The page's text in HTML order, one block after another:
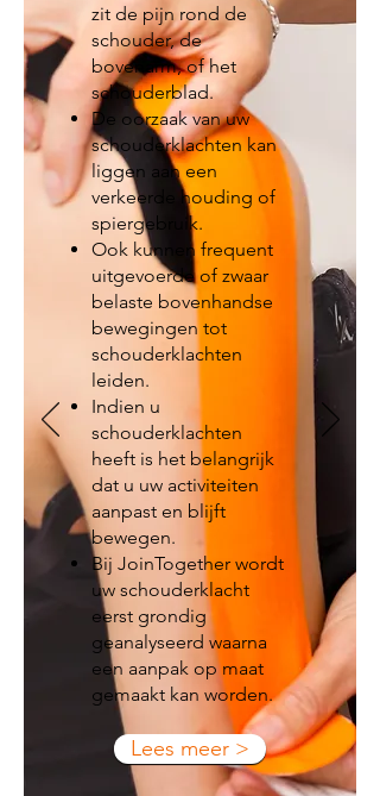
zit de pijn rond de
schouder, de
bovenarm, of het
schouderblad.
De oorzaak van uw
schouderklachten kan
liggen aan een
verkeerde houding of
spiergebruik.
Ook kunnen frequent
uitgevoerde of zwaar
belaste bovenhandse
bewegingen tot
schouderklachten
leiden.
Indien u
schouderklachten
heeft is het belangrijk
dat u uw activiteiten
aanpast en blijft
bewegen.
Bij JoinTogether wordt
uw schouderklacht
eerst grondig
geanalyseerd waarna
een aanpak op maat
gemaakt kan worden.
Lees meer >